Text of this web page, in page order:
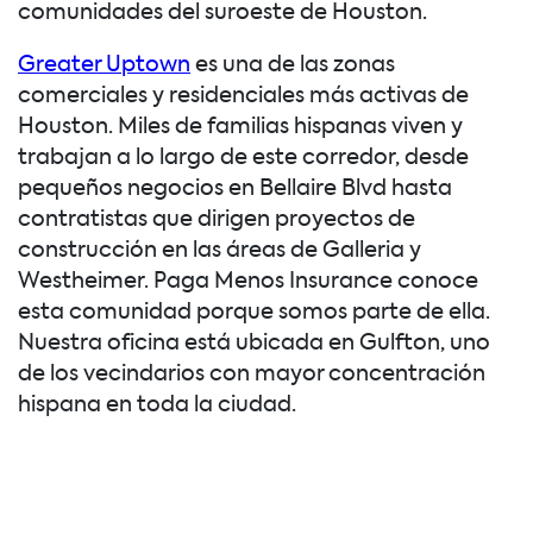
comunidades del suroeste de Houston.
Greater Uptown es una de las zonas
comerciales y residenciales más activas de
Houston. Miles de familias hispanas viven y
trabajan a lo largo de este corredor, desde
pequeños negocios en Bellaire Blvd hasta
contratistas que dirigen proyectos de
construcción en las áreas de Galleria y
Westheimer. Paga Menos Insurance conoce
esta comunidad porque somos parte de ella.
Nuestra oficina está ubicada en Gulfton, uno
de los vecindarios con mayor concentración
hispana en toda la ciudad.